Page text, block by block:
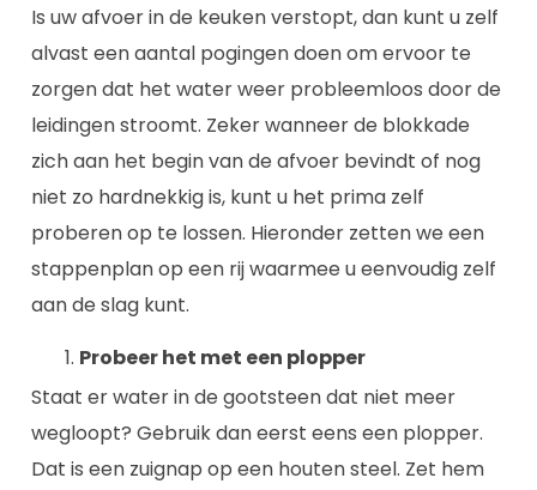
Is uw afvoer in de keuken verstopt, dan kunt u zelf
alvast een aantal pogingen doen om ervoor te
zorgen dat het water weer probleemloos door de
leidingen stroomt. Zeker wanneer de blokkade
zich aan het begin van de afvoer bevindt of nog
niet zo hardnekkig is, kunt u het prima zelf
proberen op te lossen. Hieronder zetten we een
stappenplan op een rij waarmee u eenvoudig zelf
aan de slag kunt.
Probeer het met een plopper
Staat er water in de gootsteen dat niet meer
wegloopt? Gebruik dan eerst eens een plopper.
Dat is een zuignap op een houten steel. Zet hem